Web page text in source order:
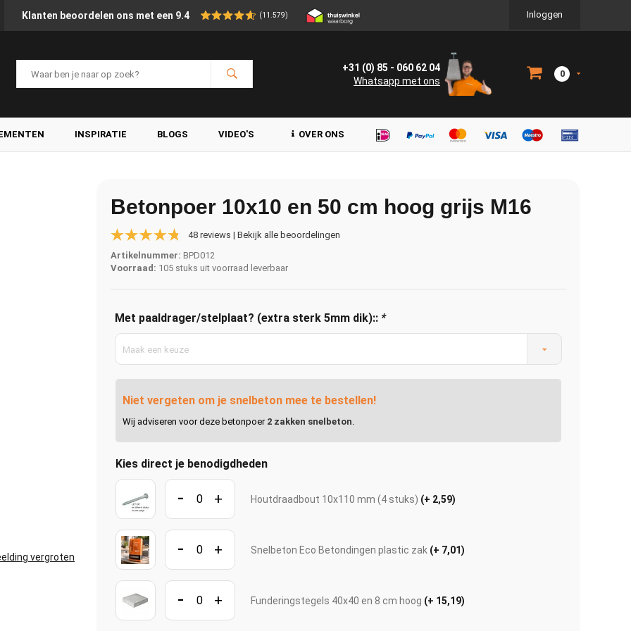
Klanten beoordelen ons met een 9.4 (11.579) Inloggen
+31 (0) 85 - 060 62 04
Whatsapp met ons
0
INSPIRATIE BLOGS VIDEO'S OVER ONS
vergroten Afbeelding vergroten
Betonpoer 10x10 en 50 cm hoog grijs M16
48 reviews | Bekijk alle beoordelingen
Artikelnummer: BPD012
Voorraad: 105 stuks uit voorraad leverbaar
Met paaldrager/stelplaat? (extra sterk 5mm dik):: *
Maak een keuze
Niet vergeten om je snelbeton mee te bestellen!
Wij adviseren voor deze betonpoer 2 zakken snelbeton.
Kies direct je benodigdheden
- + Houtdraadbout 10x110 mm (4 stuks) (+ 2,59)
- + Snelbeton Eco Betondingen plastic zak (+ 7,01)
- + Funderingstegels 40x40 en 8 cm hoog (+ 15,19)